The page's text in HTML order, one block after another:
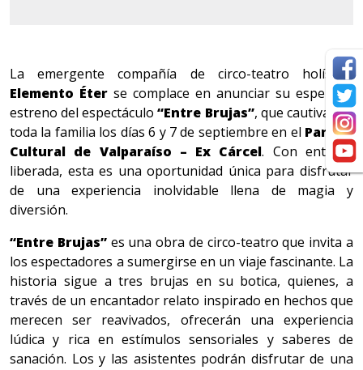
La emergente compañía de circo-teatro holístico
Elemento Éter se complace en anunciar su esperado
estreno del espectáculo“Entre Brujas”, que cautivará a
toda la familia los días 6 y 7 de septiembre en el Parque
Cultural de Valparaíso – Ex Cárcel. Con entrada
liberada, esta es una oportunidad única para disfrutar
de una experiencia inolvidable llena de magia y
diversión.
“Entre Brujas”es una obra de circo-teatro que invita a
los espectadores a sumergirse en un viaje fascinante. La
historia sigue a tres brujas en su botica, quienes, a
través de un encantador relato inspirado en hechos que
merecen ser reavivados, ofrecerán una experiencia
lúdica y rica en estímulos sensoriales y saberes de
sanación. Los y las asistentes podrán disfrutar de una